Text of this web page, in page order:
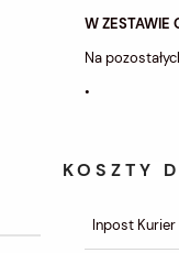
W
Na
•
KOSZTY
Inpost